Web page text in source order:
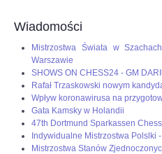
Wiadomości
Mistrzostwa Świata w
Warszawie
SHOWS ON CHESS24 - GM
Rafał Trzaskowski nowym
Wpływ koronawirusa na
Gata Kamsky w Holandii
47th Dortmund Sparkassen
Indywidualne Mistrzostwa Polslki
Mistrzostwa Stanów